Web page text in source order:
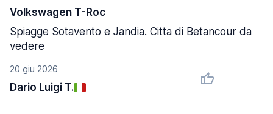
20 giu 2026
Dario Luigi T.
Volkswagen T-Roc
Spiagge Sotavento e Jandia. Citta di Betancour da
vedere